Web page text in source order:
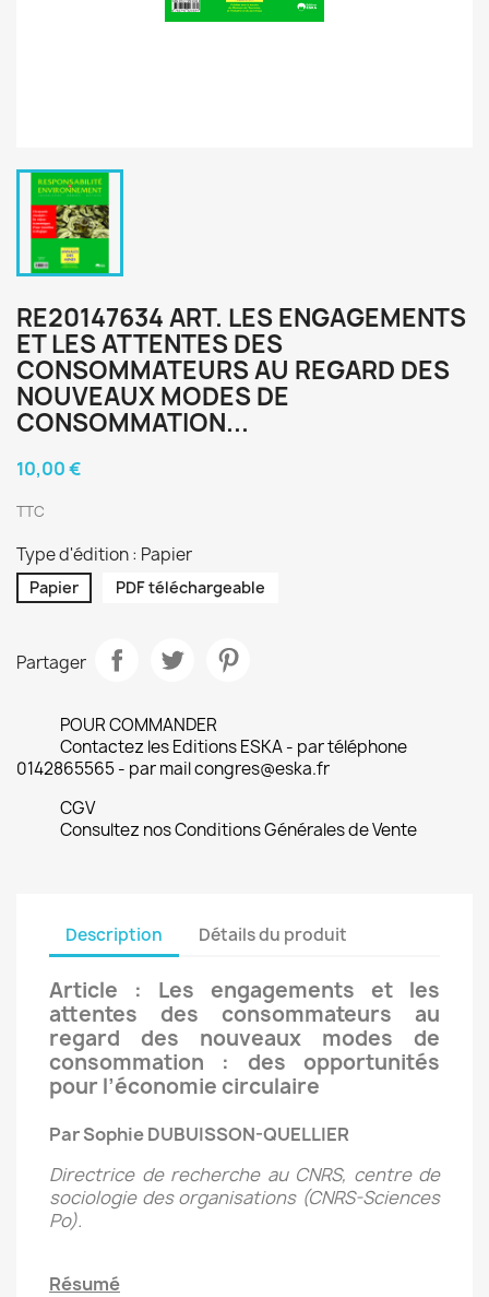
RE20147634 ART. LES ENGAGEMENTS
ET LES ATTENTES DES
CONSOMMATEURS AU REGARD DES
NOUVEAUX MODES DE
CONSOMMATION...
10,00 €
TTC
Type d'édition : Papier
Papier PDF téléchargeable
Partager
POUR COMMANDER
Contactez les Editions ESKA - par téléphone
0142865565 - par mail congres@eska.fr
CGV
Consultez nos Conditions Générales de Vente
Description Détails du produit
Article : Les engagements et les
attentes des consommateurs au
regard des nouveaux modes de
consommation : des opportunités
pour l’économie circulaire
Par Sophie DUBUISSON-QUELLIER
Directrice de recherche au CNRS, centre de
sociologie des organisations (CNRS-Sciences
Po).
Résumé